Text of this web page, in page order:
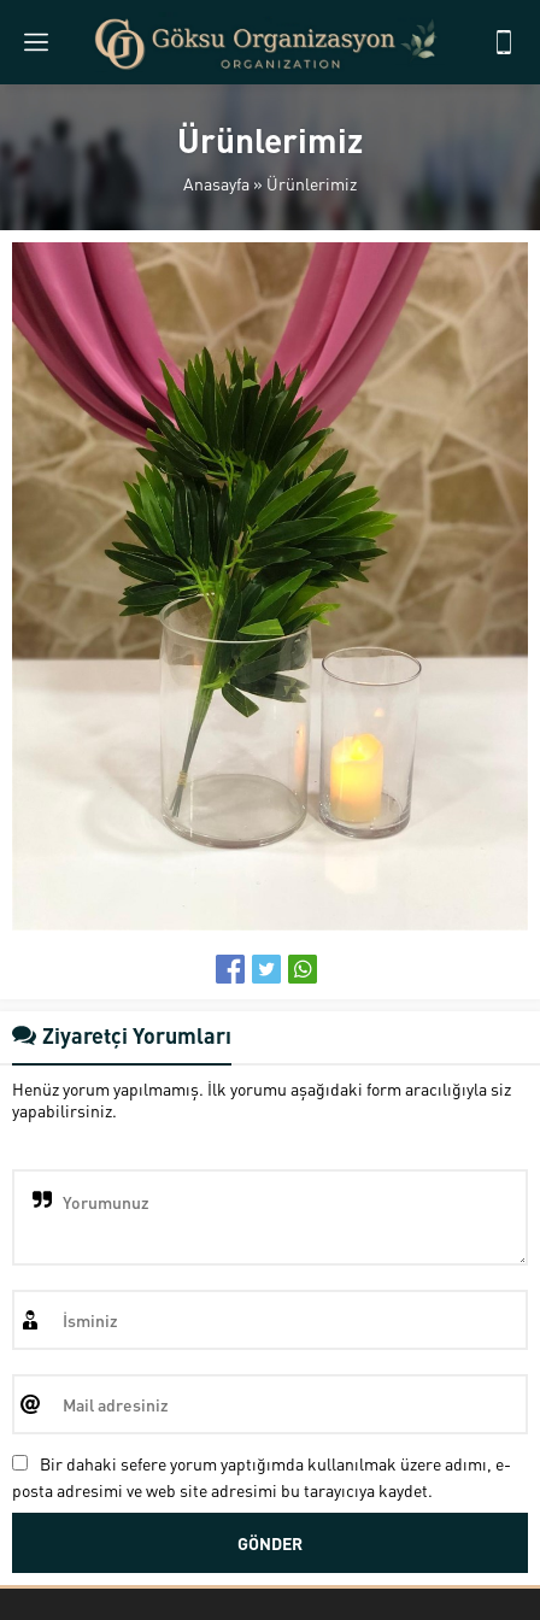
Ürünlerimiz
Anasayfa» Ürünlerimiz
Ziyaretçi Yorumları
Henüz yorum yapılmamış. İlk yorumu aşağıdaki form aracılığıyla siz
yapabilirsiniz.
Bir dahaki sefere yorum yaptığımda kullanılmak üzere adımı, e-
posta adresimi ve web site adresimi bu tarayıcıya kaydet.